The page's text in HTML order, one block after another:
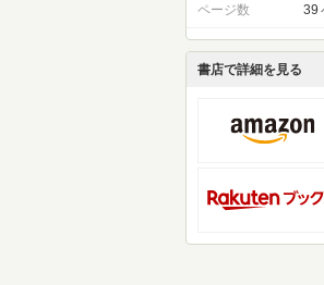
ページ数 39
書店で詳細を見る